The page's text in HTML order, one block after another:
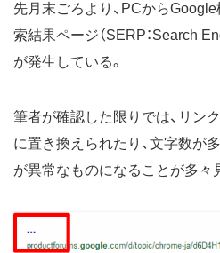
先月末ごろより、PCから
索結果ページ（SERP：Search
が発生している。
筆者が確認した限りでは、リン
に置き換えられたり、文字数が
が異常なものになることが多々